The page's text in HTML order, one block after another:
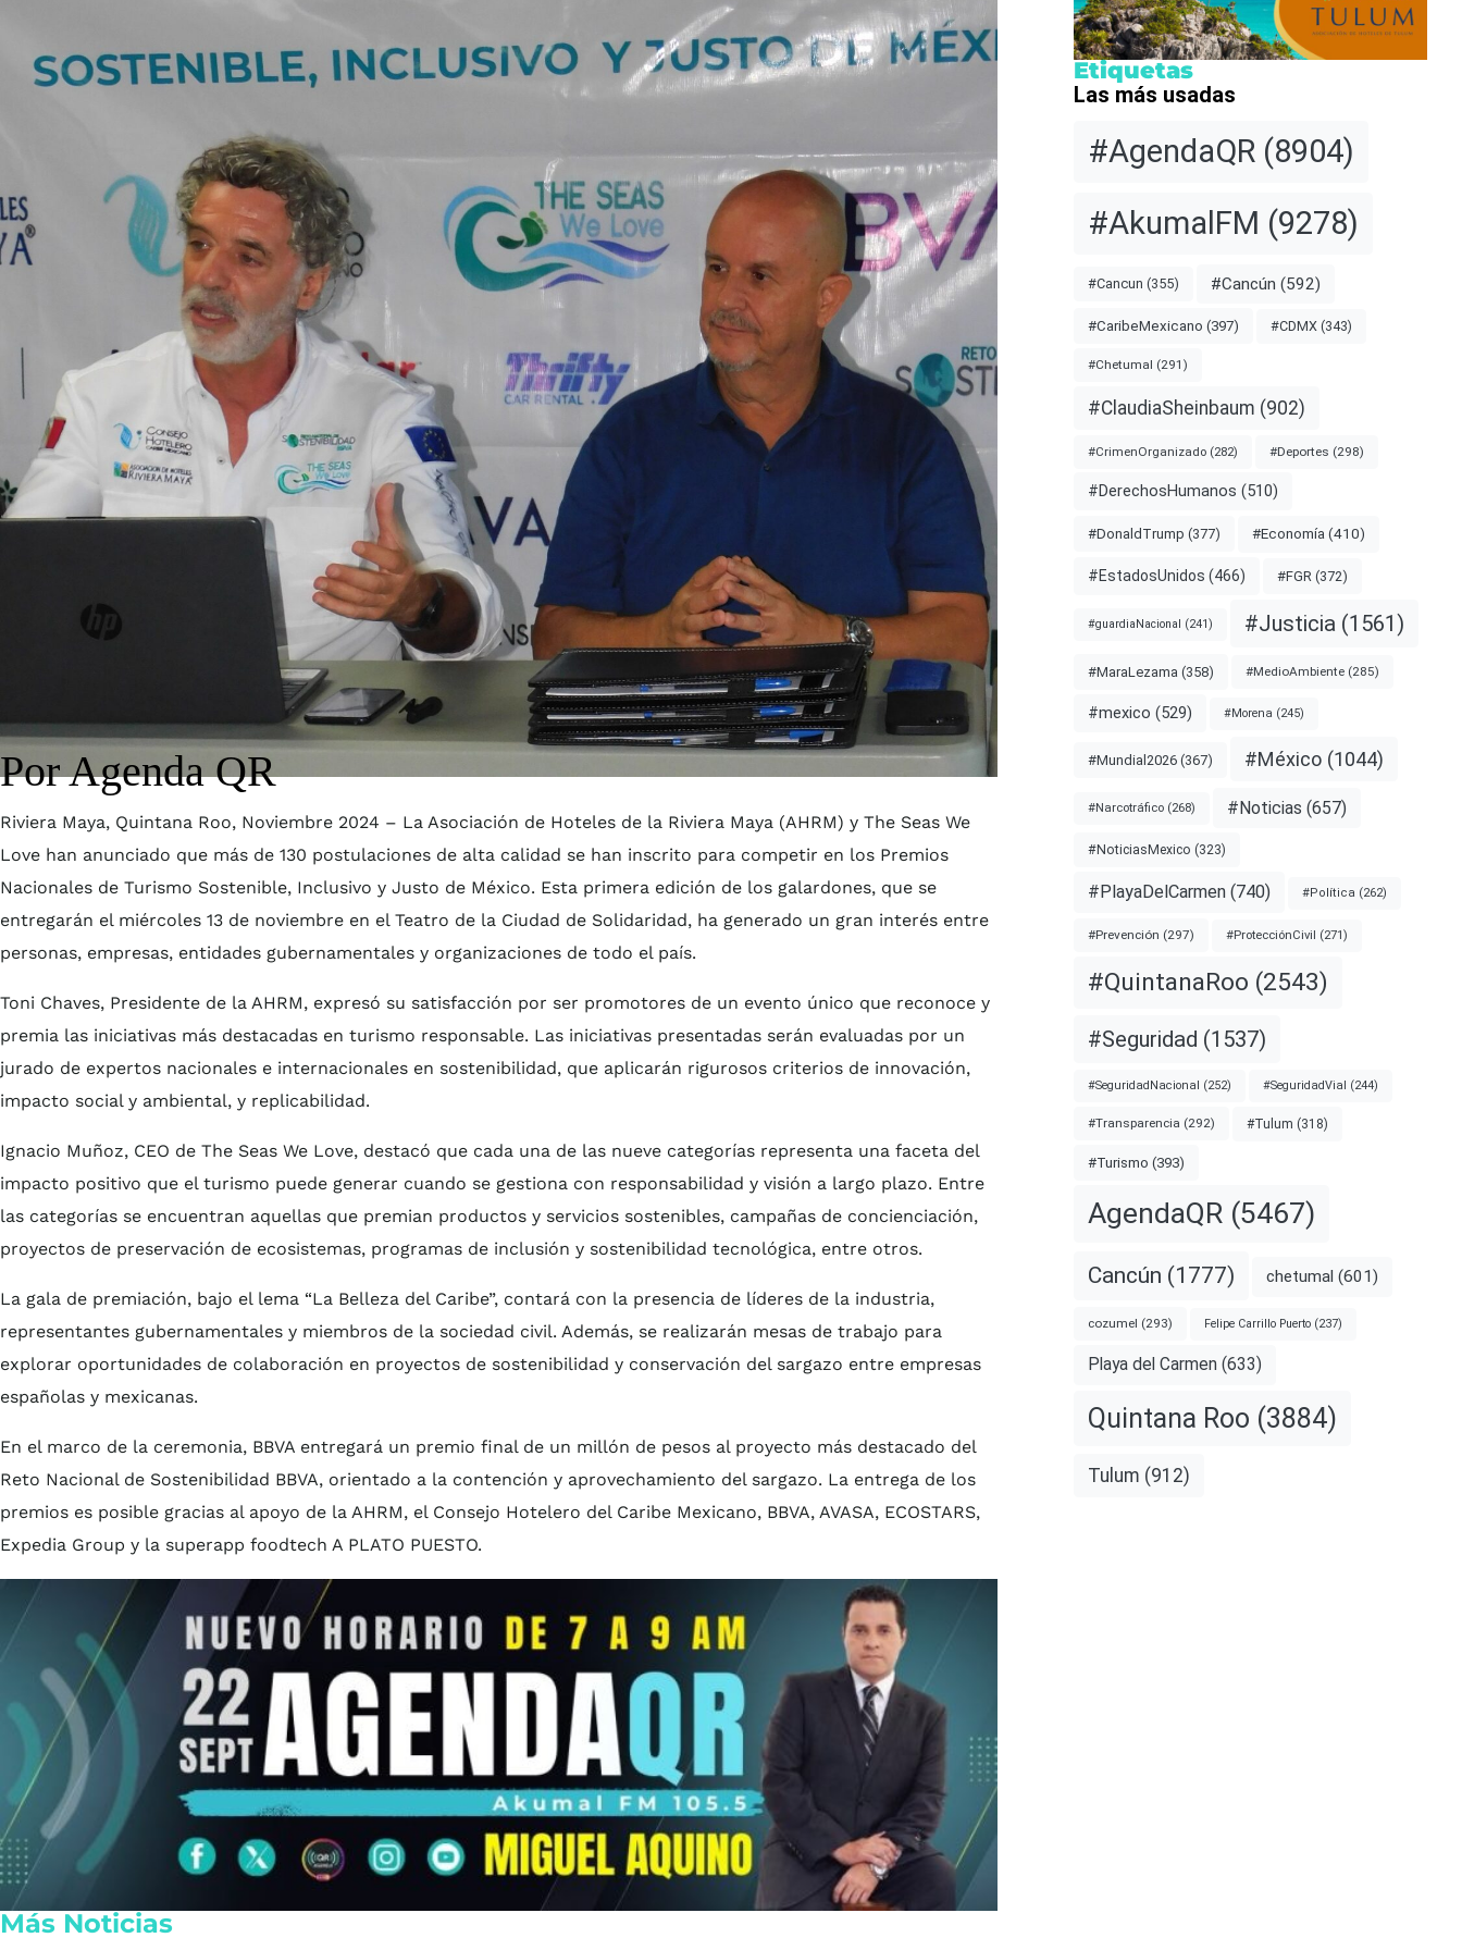
Por Agenda QR
Riviera Maya, Quintana Roo, Noviembre 2024 – La Asociación de Hoteles de la Riviera Maya (AHRM) y The Seas We
Love han anunciado que más de 130 postulaciones de alta calidad se han inscrito para competir en los Premios
Nacionales de Turismo Sostenible, Inclusivo y Justo de México. Esta primera edición de los galardones, que se
entregarán el miércoles 13 de noviembre en el Teatro de la Ciudad de Solidaridad, ha generado un gran interés entre
personas, empresas, entidades gubernamentales y organizaciones de todo el país.
Toni Chaves, Presidente de la AHRM, expresó su satisfacción por ser promotores de un evento único que reconoce y
premia las iniciativas más destacadas en turismo responsable. Las iniciativas presentadas serán evaluadas por un
jurado de expertos nacionales e internacionales en sostenibilidad, que aplicarán rigurosos criterios de innovación,
impacto social y ambiental, y replicabilidad.
Ignacio Muñoz, CEO de The Seas We Love, destacó que cada una de las nueve categorías representa una faceta del
impacto positivo que el turismo puede generar cuando se gestiona con responsabilidad y visión a largo plazo. Entre
las categorías se encuentran aquellas que premian productos y servicios sostenibles, campañas de concienciación,
proyectos de preservación de ecosistemas, programas de inclusión y sostenibilidad tecnológica, entre otros.
La gala de premiación, bajo el lema “La Belleza del Caribe”, contará con la presencia de líderes de la industria,
representantes gubernamentales y miembros de la sociedad civil. Además, se realizarán mesas de trabajo para
explorar oportunidades de colaboración en proyectos de sostenibilidad y conservación del sargazo entre empresas
españolas y mexicanas.
En el marco de la ceremonia, BBVA entregará un premio final de un millón de pesos al proyecto más destacado del
Reto Nacional de Sostenibilidad BBVA, orientado a la contención y aprovechamiento del sargazo. La entrega de los
premios es posible gracias al apoyo de la AHRM, el Consejo Hotelero del Caribe Mexicano, BBVA, AVASA, ECOSTARS,
Expedia Group y la superapp foodtech A PLATO PUESTO.
Más Noticias
Etiquetas
Las más usadas
#AgendaQR(8904)
#AkumalFM (9278)
#Cancun (355) #Cancún (592)
#CaribeMexicano (397) #CDMX(343)
#Chetumal (291)
#ClaudiaSheinbaum (902)
#CrimenOrganizado(282) #Deportes (298)
#DerechosHumanos (510)
#DonaldTrump (377) #Economía (410)
#EstadosUnidos (466) #FGR (372)
#guardiaNacional (241) #Justicia (1561)
#MaraLezama (358) #MedioAmbiente(285)
#mexico (529) #Morena (245)
#Mundial2026(367) #México(1044)
#Narcotráfico(268) #Noticias (657)
#NoticiasMexico (323)
#PlayaDelCarmen(740) #Política (262)
#Prevención (297) #ProtecciónCivil (271)
#QuintanaRoo (2543)
#Seguridad (1537)
#SeguridadNacional (252) #SeguridadVial (244)
#Transparencia (292) #Tulum (318)
#Turismo (393)
AgendaQR(5467)
Cancún (1777) chetumal (601)
cozumel (293) Felipe Carrillo Puerto(237)
Playa del Carmen (633)
Quintana Roo (3884)
Tulum (912)